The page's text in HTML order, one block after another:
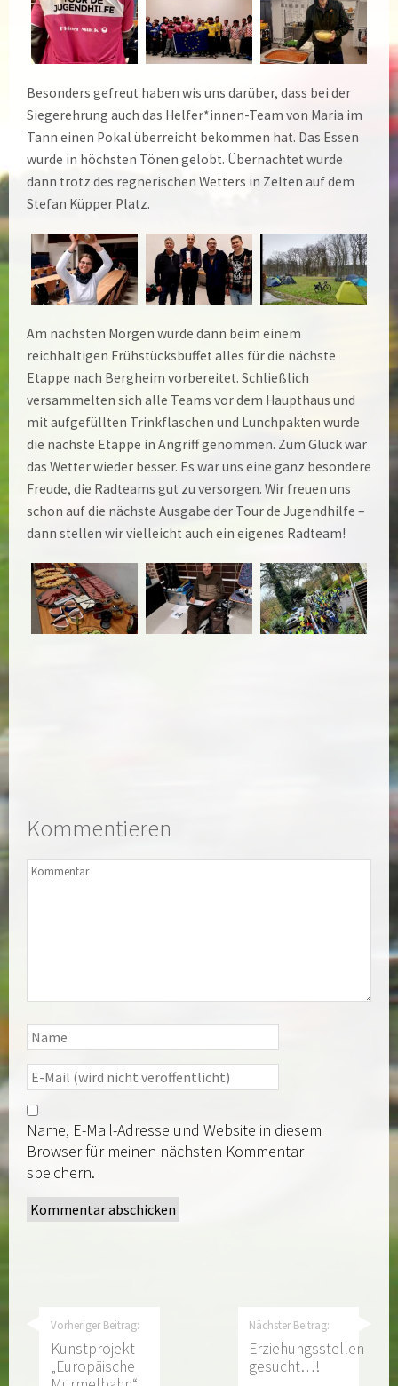
Besonders gefreut haben wis uns darüber, dass bei der
Siegerehrung auch das Helfer*innen-Team von Maria im
Tann einen Pokal überreicht bekommen hat. Das Essen
wurde in höchsten Tönen gelobt. Übernachtet wurde
dann trotz des regnerischen Wetters in Zelten auf dem
Stefan Küpper Platz.
Am nächsten Morgen wurde dann beim einem
reichhaltigen Frühstücksbuffet alles für die nächste
Etappe nach Bergheim vorbereitet. Schließlich
versammelten sich alle Teams vor dem Haupthaus und
mit aufgefüllten Trinkflaschen und Lunchpakten wurde
die nächste Etappe in Angriff genommen. Zum Glück war
das Wetter wieder besser. Es war uns eine ganz besondere
Freude, die Radteams gut zu versorgen. Wir freuen uns
schon auf die nächste Ausgabe der Tour de Jugendhilfe –
dann stellen wir vielleicht auch ein eigenes Radteam!
Kommentieren
Name, E-Mail-Adresse und Website in diesem
Browser für meinen nächsten Kommentar
speichern.
Vorheriger Beitrag:
Kunstprojekt
„Europäische
Nächster Beitrag:
Erziehungsstellen
gesucht…!